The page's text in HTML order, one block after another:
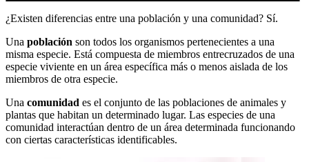
¿Existen diferencias entre una población y una comunidad? Sí.
Una población son todos los organismos pertenecientes a una
misma especie. Está compuesta de miembros entrecruzados de una
especie viviente en un área específica más o menos aislada de los
miembros de otra especie.
Una comunidad es el conjunto de las poblaciones de animales y
plantas que habitan un determinado lugar. Las especies de una
comunidad interactúan dentro de un área determinada funcionando
con ciertas características identificables.